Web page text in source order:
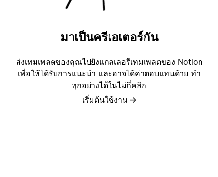
มาเป็นครีเอเตอร์กัน
ส่งเทมเพลตของคุณไปยังแกลเลอรีเทมเพลตของ Notion
เพื่อให้ได้รับการแนะนำ และอาจได้ค่าตอบแทนด้วย ทำ
ทุกอย่างได้ในไม่กี่คลิก
เริ่มต้นใช้งาน →